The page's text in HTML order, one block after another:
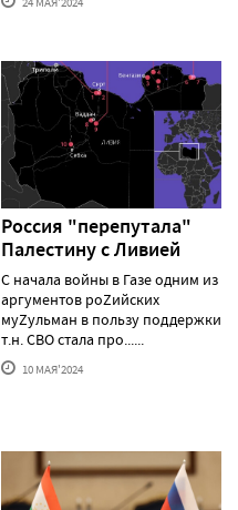
Россия "перепутала"
Палестину с Ливией
С начала войны в Газе одним из
аргументов роZийских
муZульман в пользу поддержки
т.н. СВО стала про......
10 МАЯ'2024